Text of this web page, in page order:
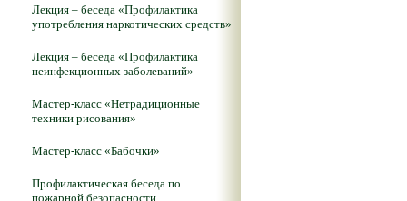
Лекция – беседа «Профилактика
употребления наркотических средств»
Лекция – беседа «Профилактика
неинфекционных заболеваний»
Мастер-класс «Нетрадиционные
техники рисования»
Мастер-класс «Бабочки»
Профилактическая беседа по
пожарной безопасности